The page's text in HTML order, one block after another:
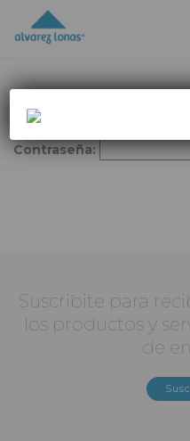
por favor, introduce tu
Contraseña:
Suscribite para
los productos y
de